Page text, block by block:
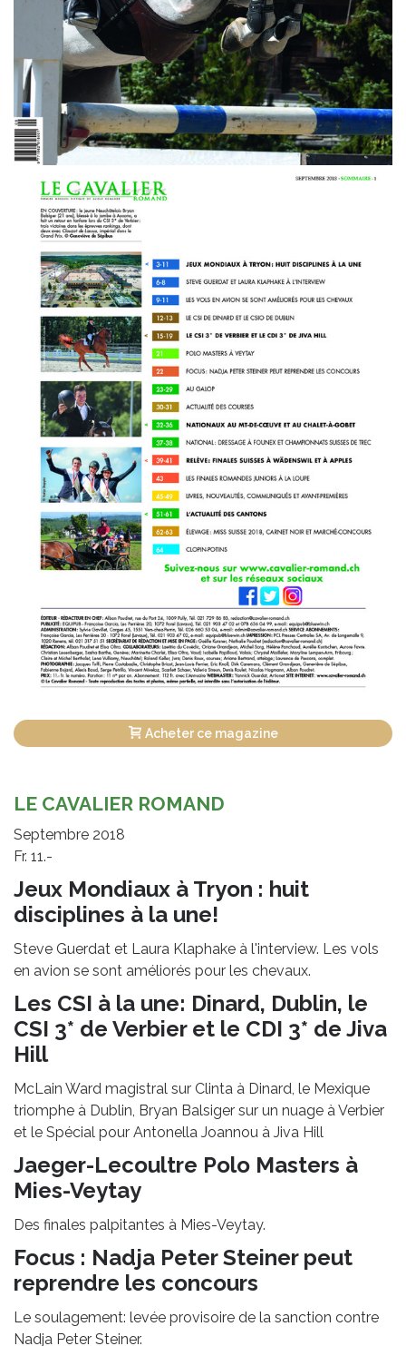
Acheter ce magazine
LE CAVALIER ROMAND
Septembre 2018
Fr. 11.-
Jeux Mondiaux à Tryon : huit
disciplines à la une!
Steve Guerdat et Laura Klaphake à l'interview. Les vols
en avion se sont améliorés pour les chevaux.
Les CSI à la une: Dinard, Dublin, le
CSI 3* de Verbier et le CDI 3* de Jiva
Hill
McLain Ward magistral sur Clinta à Dinard, le Mexique
triomphe à Dublin, Bryan Balsiger sur un nuage à Verbier
et le Spécial pour Antonella Joannou à Jiva Hill
Jaeger-Lecoultre Polo Masters à
Mies-Veytay
Des finales palpitantes à Mies-Veytay.
Focus : Nadja Peter Steiner peut
reprendre les concours
Le soulagement: levée provisoire de la sanction contre
Nadja Peter Steiner.